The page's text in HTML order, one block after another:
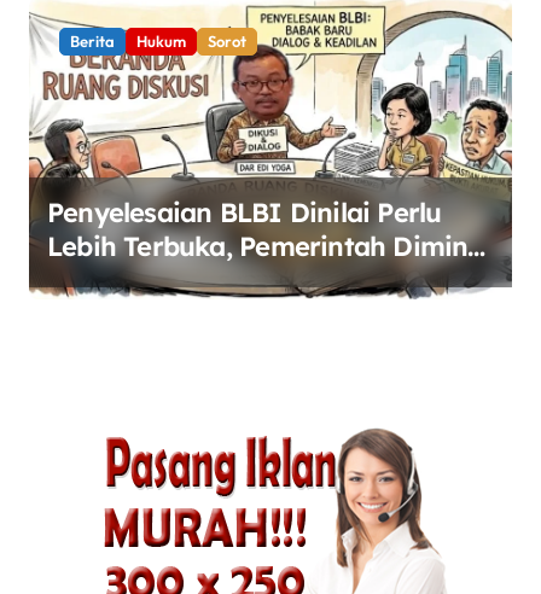
Berita Hukum Sorot
Penyelesaian BLBI Dinilai Perlu
Lebih Terbuka, Pemerintah Diminta
Buka Ruang Dialog